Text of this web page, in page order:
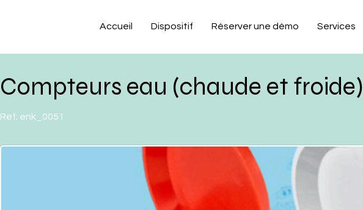
Accueil Dispositif Réserver une démo Services
Compteurs eau (chaude et froide)
Réf: enk_0051